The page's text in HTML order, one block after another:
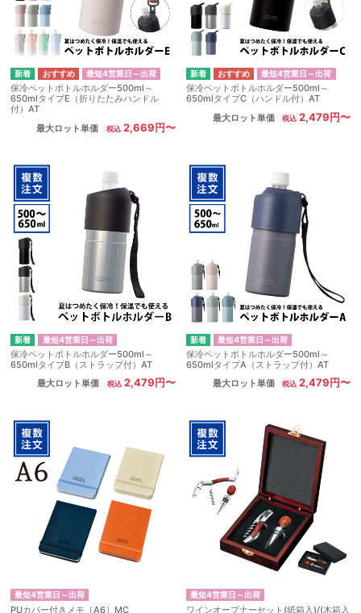
最短4営業日～出荷
保冷ペットボトルホルダー500ml～
650mlタイプE（折りたたみハンドル
付）AT
最大ロット単価
2,669円〜
最短4営業日～出荷
保冷ペットボトルホルダー500ml～
650mlタイプC（ハンドル付）AT
最大ロット単価
2,479円〜
最短4営業日～出荷
保冷ペットボトルホルダー500ml～
650mlタイプB（ストラップ付）AT
最大ロット単価
2,479円〜
最短4営業日～出荷
保冷ペットボトルホルダー500ml～
650mlタイプA（ストラップ付）AT
最大ロット単価
2,479円〜
最短4営業日～出荷
PUカバー付きメモ［A6］MC
最短4営業日～出荷
ワインオープナーセット(紙箱入)/(木箱入